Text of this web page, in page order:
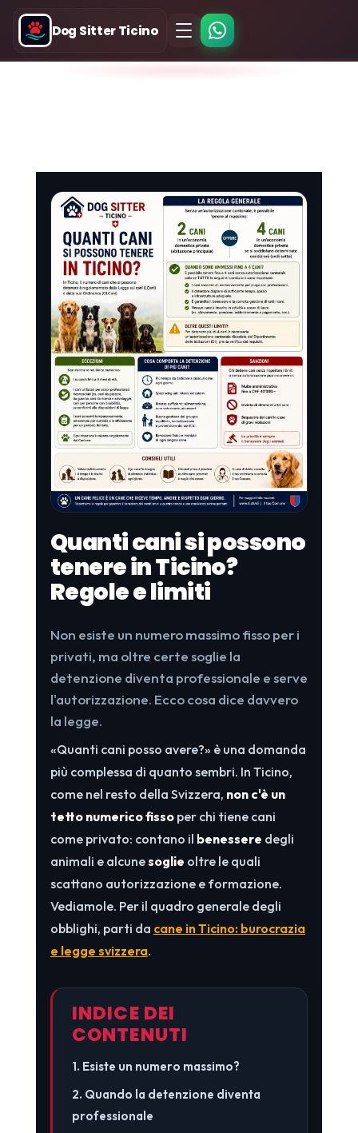
Dog Sitter Ticino
Quanti cani si possono
tenere in Ticino?
Regole e limiti
Non esiste un numero massimo fisso per i
privati, ma oltre certe soglie la
detenzione diventa professionale e serve
l'autorizzazione. Ecco cosa dice davvero
la legge.
«Quanti cani posso avere?» è una domanda
più complessa di quanto sembri. In Ticino,
come nel resto della Svizzera, non c'è un
tetto numerico fissoper chi tiene cani
come privato: contano il benessere degli
animali e alcunesoglie oltre le quali
scattano autorizzazione e formazione.
Vediamole. Per il quadro generale degli
obblighi, parti da cane in Ticino: burocrazia
e legge svizzera.
INDICE DEI
CONTENUTI
1. Esiste un numero massimo?
2. Quando la detenzione diventa
professionale